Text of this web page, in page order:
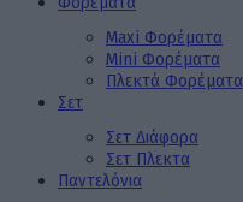
Maxi Φορέματα
Mini Φορέματα
Πλεκτά Φορέματα
Σετ
Σετ Διάφορα
Σετ Πλεκτα
Παντελόνια